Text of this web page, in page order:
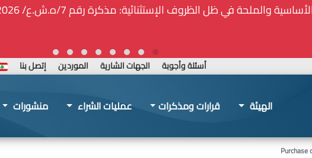
المنصة الإلكترونيّة المركزيّة لدى هيئة الشراء العام... الخ. (المادة 109 : الشفافية)
أسئلة وأجوبة الجهات الشارية الموردين إتصل بنا
الهيئة قرارات ومذكرات عمليات الشراء منشورات
Purchase